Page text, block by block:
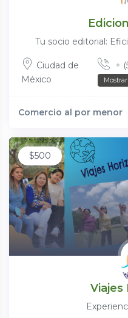
Tu socio editorial:
Ciudad de
México
+
Mostrar
Comercio al por menor
$500
Viajes